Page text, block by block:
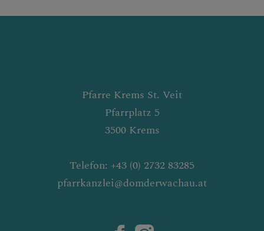
INTERNPfarre Krems St. Veit
Pfarrplatz 5
3500 Krems
Telefon: +43 (0) 2732 83285
pfarrkanzlei@domderwachau.at